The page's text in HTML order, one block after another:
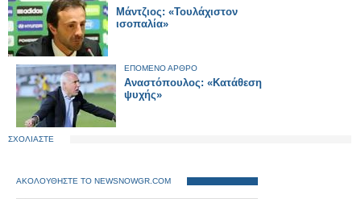
Μάντζιος: «Τουλάχιστον
ισοπαλία»
ΕΠΟΜΕΝΟ ΑΡΘΡΟ
Αναστόπουλος: «Κατάθεση
ψυχής»
ΣΧΟΛΙΑΣΤΕ
ΑΚΟΛΟΥΘΗΣΤΕ ΤΟ NEWSNOWGR.COM